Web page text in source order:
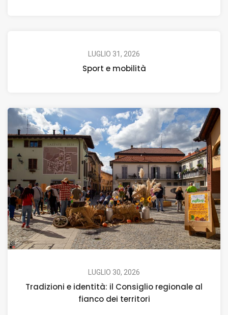
LUGLIO 31, 2026
Sport e mobilità
LUGLIO 30, 2026
Tradizioni e identità: il Consiglio regionale al
fianco dei territori